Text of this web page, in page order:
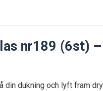
nr189 (6st)
din dukning och lyft fram